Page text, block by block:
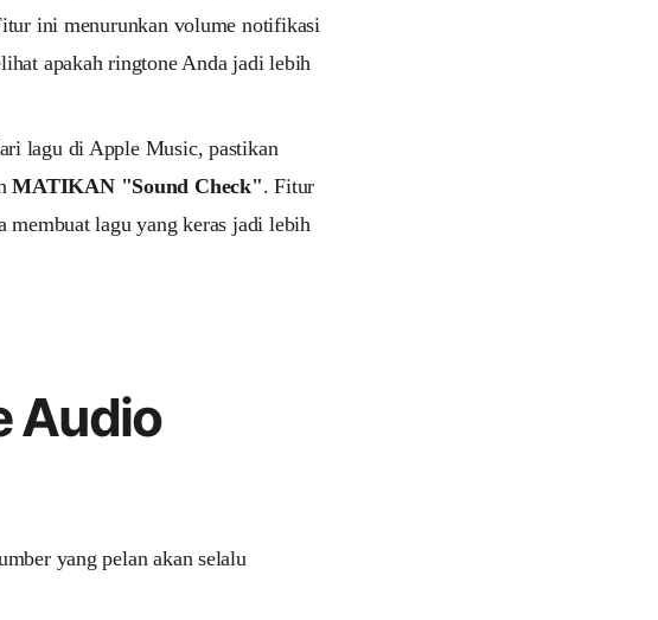
ini menurunkan volume notifikasi
apakah ringtone Anda jadi lebih
lagu di Apple Music, pastikan
MATIKAN "Sound Check". Fitur
lagu yang keras jadi lebih
Audio
yang pelan akan selalu